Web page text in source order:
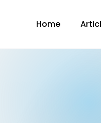
Home